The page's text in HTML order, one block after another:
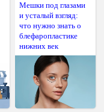
Мешки под глазами
и усталый взгляд:
что нужно знать о
блефаропластике
нижних век